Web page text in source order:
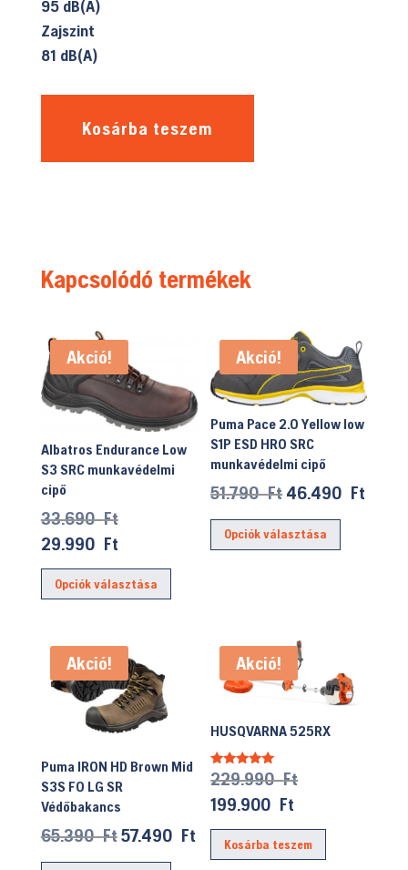
95 dB(A)
Zajszint
81 dB(A)
Kosárba teszem
Kapcsolódó termékek
Akció!
Albatros Endurance Low
S3 SRC munkavédelmi
cipő
33.690FtOriginal
price
was:
33.690 Ft.
29.990 FtCurrent
price
is:
Opciók választása
Ennek
változatok
termékoldalon
választhatók
ki
Akció!
Puma Pace 2.0 Yellow low
S1P ESD HRO SRC
munkavédelmi cipő
51.790Ft Original
price
was:
46.490 Ft
Opciók választása
Ennek
változatok
a
Akció!
Puma IRON HD Brown Mid
S3S FO LG SR
Védőbakancs
65.390FtOriginal
price
57.490 FtCurrent
price
Ennek
Akció!
HUSQVARNA 525RX
Értékelés:
5.00
/ 5
229.990FtOriginal
was:
229.990 Ft.
199.900 Ft
price
is:
Kosárba teszem